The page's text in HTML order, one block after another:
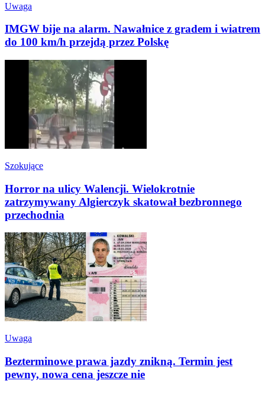
Uwaga
IMGW bije na alarm. Nawałnice z gradem i wiatrem
do 100 km/h przejdą przez Polskę
Szokujące
Horror na ulicy Walencji. Wielokrotnie
zatrzymywany Algierczyk skatował bezbronnego
przechodnia
Uwaga
Bezterminowe prawa jazdy znikną. Termin jest
pewny, nowa cena jeszcze nie